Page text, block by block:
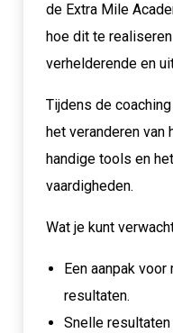
de Extra Mile
hoe dit te
verhelderende en
Tijdens de
het veranderen van
handige tools en
vaardigheden.
Wat je kunt
Een aanpak
resultaten.
Snelle